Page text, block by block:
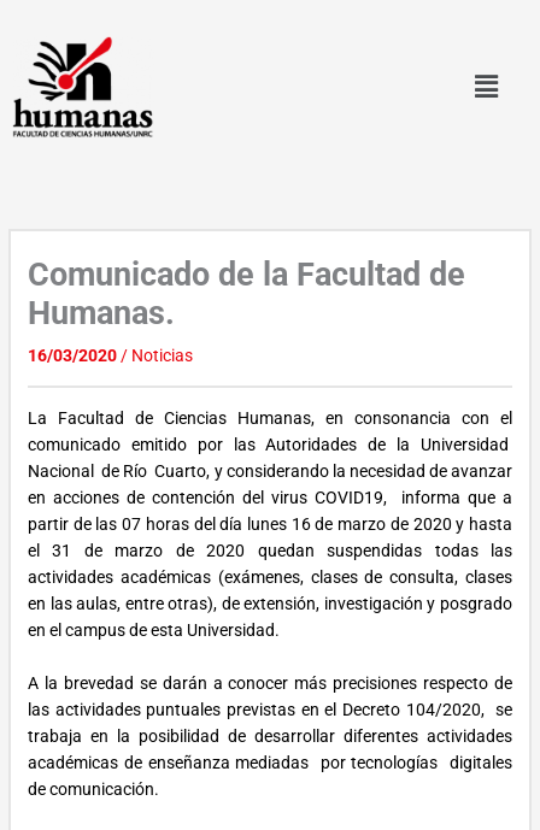
contenido
Comunicado de la Facultad de
Humanas.
16/03/2020/ Noticias
La Facultad de Ciencias Humanas, en consonancia con el
comunicado emitido por las Autoridades de la Universidad
Nacional de Río Cuarto, y considerando la necesidad de avanzar
en acciones de contención del virus COVID19, informa que a
partir de las 07 horas del día lunes 16 de marzo de 2020 y hasta
el 31 de marzo de 2020 quedan suspendidas todas las
actividades académicas (exámenes, clases de consulta, clases
en las aulas, entre otras), de extensión, investigación y posgrado
en el campus de esta Universidad.
A la brevedad se darán a conocer más precisiones respecto de
las actividades puntuales previstas en el Decreto 104/2020, se
trabaja en la posibilidad de desarrollar diferentes actividades
académicas de enseñanza mediadas por tecnologías digitales
de comunicación.